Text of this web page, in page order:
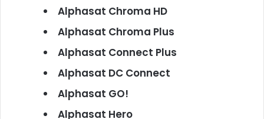
Alphasat Chroma HD
Alphasat Chroma Plus
Alphasat Connect Plus
Alphasat DC Connect
Alphasat GO!
Alphasat Hero